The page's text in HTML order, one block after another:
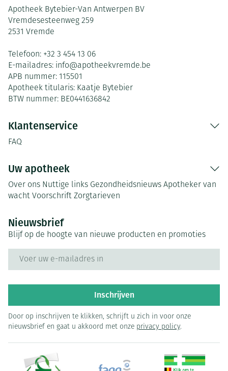
Apotheek Bytebier-Van Antwerpen BV
Vremdesesteenweg 259
2531 Vremde
Telefoon: +32 3 454 13 06
E-mailadres: info@apotheekvremde.be
APB nummer: 115501
Apotheek titularis: Kaatje Bytebier
BTW nummer: BE0441636842
Klantenservice
FAQ
Uw apotheek
Over ons Nuttige links Gezondheidsnieuws Apotheker van
wacht Voorschrift Zorgtarieven
Nieuwsbrief
Blijf op de hoogte van nieuwe producten en promoties
Inschrijven
Door op inschrijven te klikken, schrijft u zich in voor onze
nieuwsbrief en gaat u akkoord met onze privacy policy.